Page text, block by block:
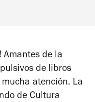
Amantes de la
de libros
atención. La
de Cultura